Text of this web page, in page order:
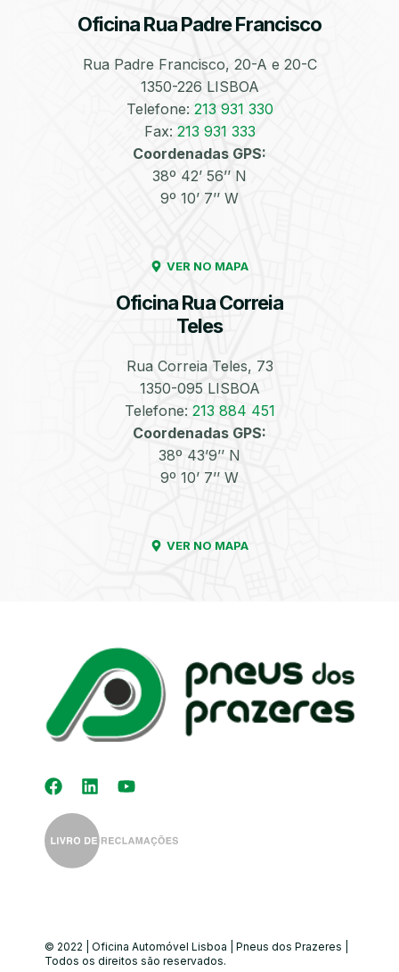
Oficina Rua Padre Francisco
Rua Padre Francisco, 20-A e 20-C
1350-226 LISBOA
Telefone: 213 931 330
Fax: 213 931 333
Coordenadas GPS:
38º 42’ 56’’ N
9º 10’ 7’’ W
VER NO MAPA
Oficina Rua Correia
Teles
Rua Correia Teles, 73
1350-095 LISBOA
Telefone: 213 884 451
Coordenadas GPS:
38º 43’9’’ N
9º 10’ 7’’ W
VER NO MAPA
© 2022 | Oficina Automóvel Lisboa | Pneus dos Prazeres |
Todos os direitos são reservados.
Bate-Chapas
Higienização e
Automóvel
Equilibragem das
Rodas
Desempeno de
Jantes
Kit Distribuição
Diagnóstico